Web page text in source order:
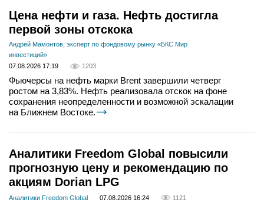
Цена нефти и газа. Нефть достигла
первой зоны отскока
Андрей Мамонтов, эксперт по фондовому рынку «БКС Мир
инвестиций»
07.08.2026 17:19
1203
Фьючерсы на нефть марки Brent завершили четверг
ростом на 3,83%. Нефть реализовала отскок на фоне
сохранения неопределенности и возможной эскалации
на Ближнем Востоке.
Аналитики Freedom Global повысили
прогнозную цену и рекомендацию по
акциям Dorian LPG
Аналитики Freedom Global 07.08.2026 16:24 1121